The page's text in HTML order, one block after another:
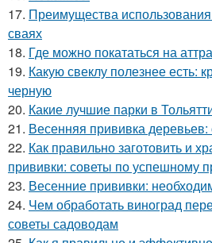
17. Преимущества
сваях
18. Где можно покататься на
19. Какую свеклу полезнее есть:
черную
20. Какие лучшие парки в
21. Весенняя прививка
22. Как правильно заготовить и
прививки: советы по успешному
23. Весенние прививки:
24. Чем обработать виноград
советы садоводам